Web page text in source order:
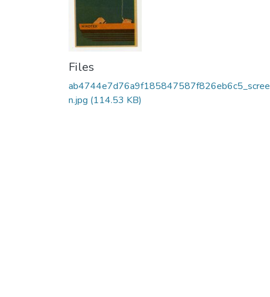
Files
ab4744e7d76a9f185847587f826eb6c5_scree
n.jpg (114.53 KB)